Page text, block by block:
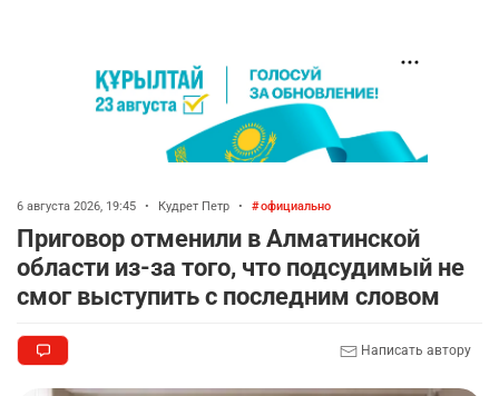
6 августа 2026, 19:45 • Кудрет Петр • официально
Приговор отменили в Алматинской
области из-за того, что подсудимый не
смог выступить с последним словом
Написать автору